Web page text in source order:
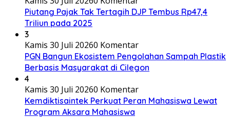
Piutang Pajak Tak Tertagih DJP Tembus Rp47,4
Triliun pada 2025
3
Kamis 30 Juli 20260 Komentar
PGN Bangun Ekosistem Pengolahan Sampah Plastik
Berbasis Masyarakat di Cilegon
4
Kamis 30 Juli 20260 Komentar
Kemdiktisaintek Perkuat Peran Mahasiswa Lewat
Program Aksara Mahasiswa